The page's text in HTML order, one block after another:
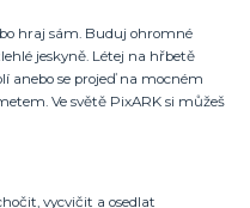
hraj sám. Buduj ohromné
jeskyně. Létej na hřbetě
anebo se projeď na mocném
Ve světě PixARK si můžeš
vycvičit a osedlat